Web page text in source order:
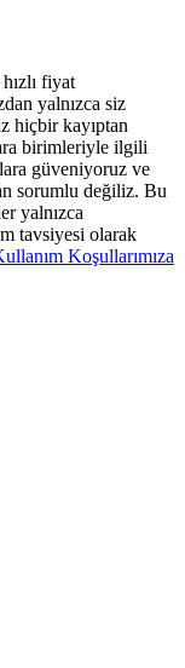
fiyat
yalnızca siz
hiçbir kayıptan
birimleriyle ilgili
güveniyoruz ve
sorumlu değiliz. Bu
yalnızca
tavsiyesi olarak
Koşullarımıza